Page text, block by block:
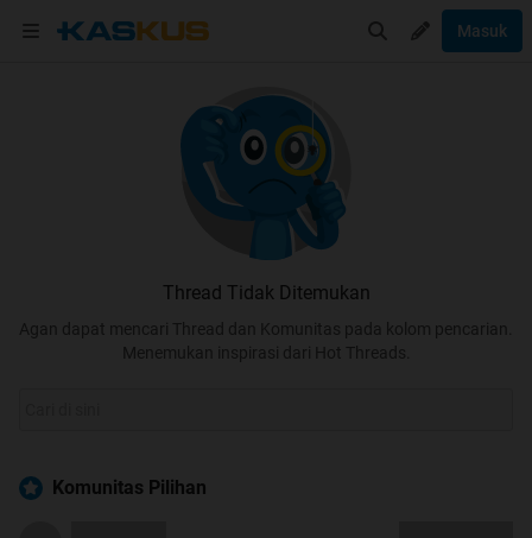
Masuk
Thread Tidak Ditemukan
Agan dapat mencari Thread dan Komunitas pada kolom pencarian.
Menemukan inspirasi dari Hot Threads.
Komunitas Pilihan